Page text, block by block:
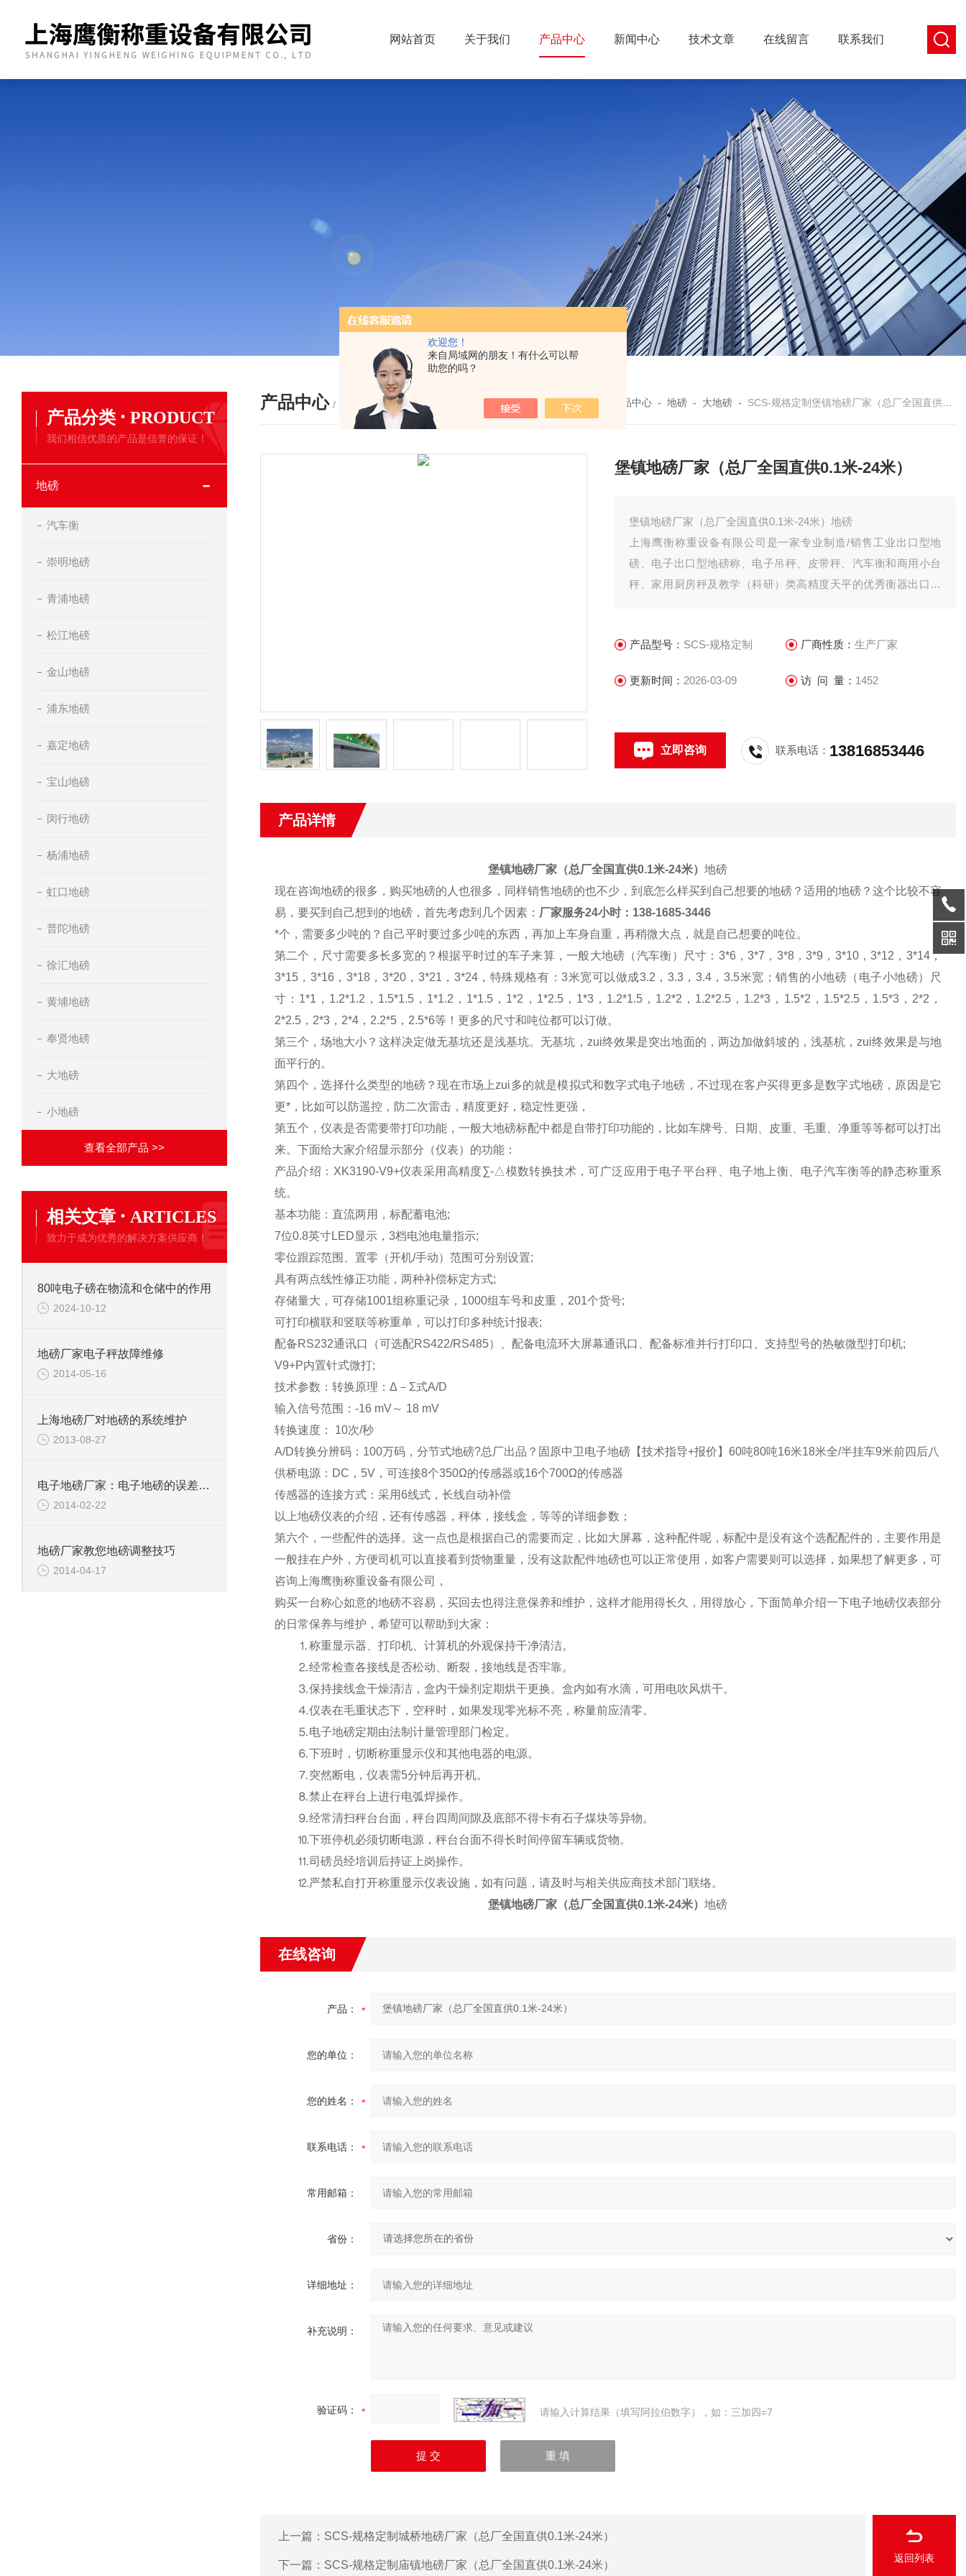
欢迎您！
来自局域网的朋友！有什么可以帮
助您的吗？
网站首页 关于我们 产品中心 新闻中心 技术文章 在线留言 联系我们
产品分类 · PRODUCT
我们相信优质的产品是信誉的保证！
地磅
汽车衡
崇明地磅
青浦地磅
松江地磅
金山地磅
浦东地磅
嘉定地磅
宝山地磅
闵行地磅
杨浦地磅
虹口地磅
普陀地磅
徐汇地磅
黄埔地磅
奉贤地磅
大地磅
小地磅
查看全部产品 >>
相关文章 · ARTICLES
致力于成为优秀的解决方案供应商！
80吨电子磅在物流和仓储中的作用
2024-10-12
地磅厂家电子秤故障维修
2014-05-16
上海地磅厂对地磅的系统维护
2013-08-27
电子地磅厂家：电子地磅的误差是怎么计算的？
2014-02-22
地磅厂家教您地磅调整技巧
2014-04-17
产品中心 / PRODUCTS 您的位置：首页 - 产品中心 -地磅 - 大地磅 - SCS-规格定制堡镇地磅厂家（总厂全国直供0.1米-24米）
堡镇地磅厂家（总厂全国直供0.1米-24米）
堡镇地磅厂家（总厂全国直供0.1米-24米）地磅
上海鹰衡称重设备有限公司是一家专业制造/销售工业出口型地
磅、电子出口型地磅称、电子吊秤、皮带秤、汽车衡和商用小台
秤、家用厨房秤及教学（科研）类高精度天平的优秀衡器出口型
均获得良好的口碑
产品型号： SCS-规格定制 厂商性质： 生产厂家
更新时间： 2026-03-09 访 问 量： 1452
立即咨询 联系电话： 13816853446
产品详情
堡镇地磅厂家（总厂全国直供0.1米-24米）地磅
现在咨询地磅的很多，购买地磅的人也很多，同样销售地磅的也不少，到底怎么样买到自己想要的地磅？适用的地磅？这个比较不容
易，要买到自己想到的地磅，首先考虑到几个因素： 厂家服务24小时： 138-1685-3446
*个，需要多少吨的？自己平时要过多少吨的东西，再加上车身自重，再稍微大点，就是自己想要的吨位。
第二个，尺寸需要多长多宽的？根据平时过的车子来算，一般大地磅（汽车衡）尺寸： 3*6 ，3*7 ， 3*8，3*9 ， 3*10，3*12 ， 3*14，
3*15， 3*16 ， 3*18， 3*20， 3*21 ， 3*24，特殊规格有：3米宽可以做成3.2 ， 3.3， 3.4， 3.5米宽；销售的小地磅（电子小地磅）尺
寸： 1*1 ， 1.2*1.2 ， 1.5*1.5， 1*1.2 ， 1*1.5 ， 1*2 ， 1*2.5， 1*3， 1.2*1.5， 1.2*2 ， 1.2*2.5 ， 1.2*3 ， 1.5*2 ， 1.5*2.5， 1.5*3， 2*2 ，
2*2.5， 2*3， 2*4， 2.2*5， 2.5*6等！更多的尺寸和吨位都可以订做。
第三个，场地大小？这样决定做无基坑还是浅基坑。无基坑，zui终效果是突出地面的，两边加做斜坡的，浅基杭，zui终效果是与地
面平行的。
第四个，选择什么类型的地磅？现在市场上zui多的就是模拟式和数字式电子地磅，不过现在客户买得更多是数字式地磅，原因是它
更*，比如可以防遥控，防二次雷击，精度更好，稳定性更强，
第五个，仪表是否需要带打印功能，一般大地磅标配中都是自带打印功能的，比如车牌号、日期、皮重、毛重、净重等等都可以打出
来。下面给大家介绍显示部分（仪表）的功能：
产品介绍： XK3190-V9+仪表采用高精度∑-△模数转换技术，可广泛应用于电子平台秤、电子地上衡、电子汽车衡等的静态称重系
统。
基本功能：直流两用，标配蓄电池;
7位0.8英寸LED显示， 3档电池电量指示;
零位跟踪范围、置零（开机/手动）范围可分别设置;
具有两点线性修正功能，两种补偿标定方式;
存储量大，可存储1001组称重记录， 1000组车号和皮重， 201个货号;
可打印横联和竖联等称重单，可以打印多种统计报表;
配备RS232通讯口（可选配RS422/RS485）、配备电流环大屏幕通讯口、配备标准并行打印口、支持型号的热敏微型打印机;
V9+P内置针式微打;
技术参数：转换原理：Δ－Σ式A/D
输入信号范围： -16 mV～ 18 mV
转换速度：
10次/秒
A/D转换分辨码： 100万码，分节式地磅?总厂出品？固原中卫电子地磅【技术指导+报价】 60吨80吨16米18米全/半挂车9米前四后八
供桥电源： DC ， 5V，可连接8个350Ω的传感器或16个700Ω的传感器
传感器的连接方式：采用6线式，长线自动补偿
以上地磅仪表的介绍，还有传感器，秤体，接线盒，等等的详细参数；
第六个，一些配件的选择。这一点也是根据自己的需要而定，比如大屏幕，这种配件呢，标配中是没有这个选配配件的，主要作用是
一般挂在户外，方便司机可以直接看到货物重量，没有这款配件地磅也可以正常使用，如客户需要则可以选择，如果想了解更多，可
咨询上海鹰衡称重设备有限公司，
购买一台称心如意的地磅不容易，买回去也得注意保养和维护，这样才能用得长久，用得放心，下面简单介绍一下电子地磅仪表部分
的日常保养与维护，希望可以帮助到大家：
⒈称重显示器、打印机、计算机的外观保持干净清洁。
⒉经常检查各接线是否松动、断裂，接地线是否牢靠。
⒊保持接线盒干燥清洁，盒内干燥剂定期烘干更换。盒内如有水滴，可用电吹风烘干。
⒋仪表在毛重状态下，空秤时，如果发现零光标不亮，称量前应清零。
⒌电子地磅定期由法制计量管理部门检定。
⒍下班时，切断称重显示仪和其他电器的电源。
⒎突然断电，仪表需5分钟后再开机。
⒏禁止在秤台上进行电弧焊操作。
⒐经常清扫秤台台面，秤台四周间隙及底部不得卡有石子煤块等异物。
⒑下班停机必须切断电源，秤台台面不得长时间停留车辆或货物。
⒒司磅员经培训后持证上岗操作。
⒓严禁私自打开称重显示仪表设施，如有问题，请及时与相关供应商技术部门联络。
堡镇地磅厂家（总厂全国直供0.1米-24米）地磅
在线咨询
产品：
您的单位：
您的姓名：
联系电话：
常用邮箱：
省份：
详细地址：
补充说明：
验证码： 请输入计算结果（填写阿拉伯数字），如：三加四=7
上一篇： SCS-规格定制城桥地磅厂家（总厂全国直供0.1米-24米）
下一篇： SCS-规格定制庙镇地磅厂家（总厂全国直供0.1米-24米）
返回列表